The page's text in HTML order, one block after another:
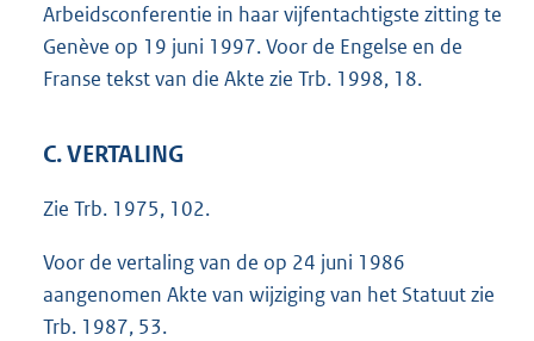
Arbeidsconferentie in haar vijfentachtigste zitting te
Genève op 19 juni 1997. Voor de Engelse en de
Franse tekst van die Akte zie Trb. 1998, 18.
C. VERTALING
Zie Trb. 1975, 102.
Voor de vertaling van de op 24 juni 1986
aangenomen Akte van wijziging van het Statuut zie
Trb. 1987, 53.